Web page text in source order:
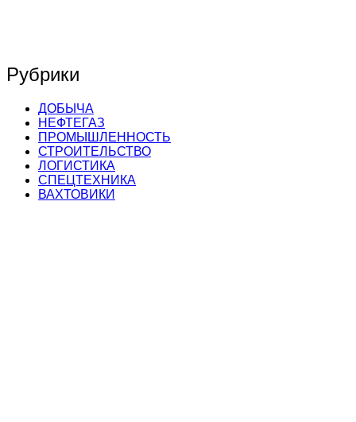
Рубрики
ДОБЫЧА
НЕФТЕГАЗ
ПРОМЫШЛЕННОСТЬ
СТРОИТЕЛЬСТВО
ЛОГИСТИКА
СПЕЦТЕХНИКА
ВАХТОВИКИ